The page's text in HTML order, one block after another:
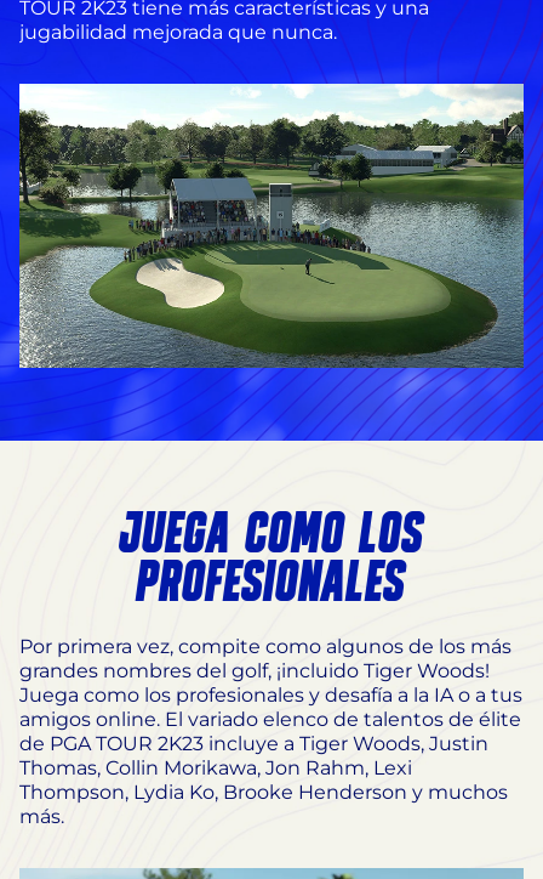
TOUR 2K23 tiene más características y una
jugabilidad mejorada que nunca.
JUEGA COMO LOS
PROFESIONALES
Por primera vez, compite como algunos de los más
grandes nombres del golf, ¡incluido Tiger Woods!
Juega como los profesionales y desafía a la IA o a tus
amigos online. El variado elenco de talentos de élite
de PGA TOUR 2K23 incluye a Tiger Woods, Justin
Thomas, Collin Morikawa, Jon Rahm, Lexi
Thompson, Lydia Ko, Brooke Henderson y muchos
más.